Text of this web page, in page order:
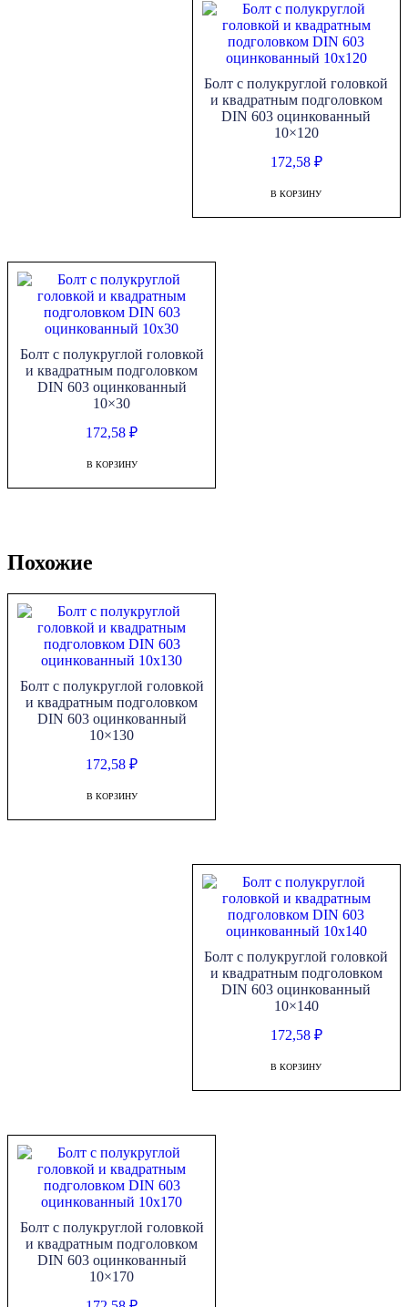
Болт с полукруглой головкой
и квадратным подголовком
DIN 603 оцинкованный
10×120
172,58 ₽
В КОРЗИНУ
Болт с полукруглой головкой
и квадратным подголовком
DIN 603 оцинкованный
10×30
172,58₽
В КОРЗИНУ
Похожие
Болт с полукруглой головкой
и квадратным подголовком
DIN 603 оцинкованный
10×130
172,58₽
В КОРЗИНУ
Болт с полукруглой головкой
и квадратным подголовком
DIN 603 оцинкованный
10×140
172,58 ₽
В КОРЗИНУ
Болт с полукруглой головкой
и квадратным подголовком
DIN 603 оцинкованный
10×170